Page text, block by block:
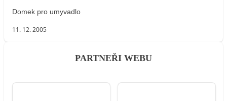
Domek pro umyvadlo
11. 12. 2005
PARTNEŘI WEBU